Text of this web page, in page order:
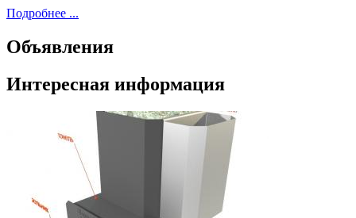
Подробнее ...
Объявления
Интересная информация